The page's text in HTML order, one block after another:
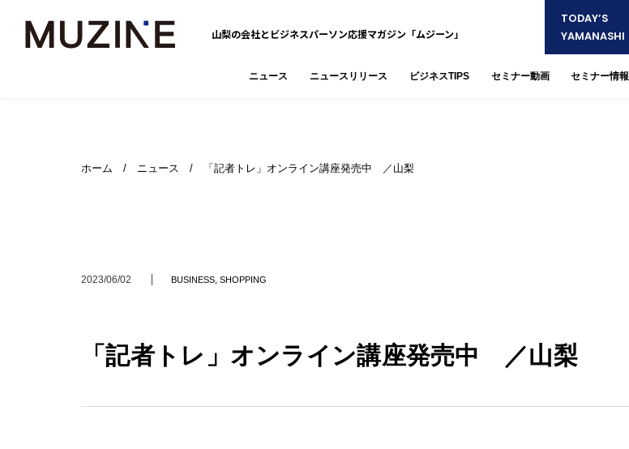
山梨の会社とビジネスパーソン応援マガジン「ムジーン」
TODAY’S
YAMANASHI
ニュース ニュースリリース ビジネスTIPS セミナー動画 セミナー情報
ホーム / ニュース / 「記者トレ」オンライン講座発売中 ／山梨
2023/06/02 BUSINESS SHOPPING
「記者トレ」オンライン講座発売中 ／山梨